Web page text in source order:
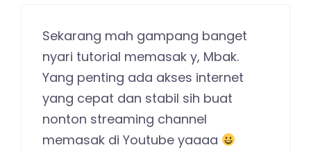
Sekarang mah gampang banget
nyari tutorial memasak y, Mbak.
Yang penting ada akses internet
yang cepat dan stabil sih buat
nonton streaming channel
memasak di Youtube yaaaa